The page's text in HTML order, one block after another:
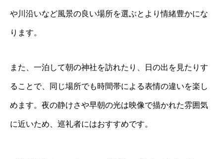
や川沿いなど風景の良い場所を選ぶとより情緒豊かにな
ります。
また、一泊して朝の神社を訪れたり、日の出を見たりす
ることで、同じ場所でも時間帯による表情の違いを楽し
めます。夜の静けさや早朝の光は映像で描かれた雰囲気
に近いため、巡礼者にはおすすめです。